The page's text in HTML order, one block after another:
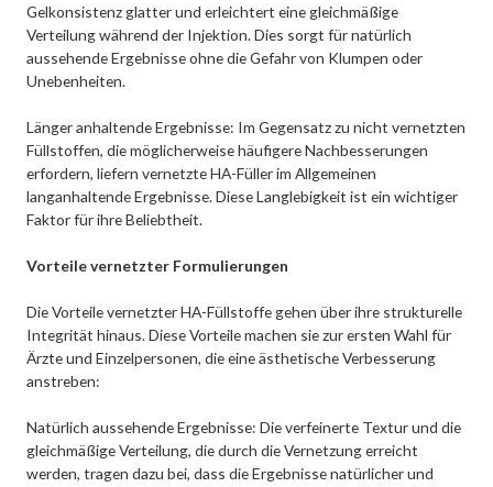
Gelkonsistenz glatter und erleichtert eine gleichmäßige
Verteilung während der Injektion. Dies sorgt für natürlich
aussehende Ergebnisse ohne die Gefahr von Klumpen oder
Unebenheiten.
Länger anhaltende Ergebnisse: Im Gegensatz zu nicht vernetzten
Füllstoffen, die möglicherweise häufigere Nachbesserungen
erfordern, liefern vernetzte HA-Füller im Allgemeinen
langanhaltende Ergebnisse. Diese Langlebigkeit ist ein wichtiger
Faktor für ihre Beliebtheit.
Vorteile vernetzter Formulierungen
Die Vorteile vernetzter HA-Füllstoffe gehen über ihre strukturelle
Integrität hinaus. Diese Vorteile machen sie zur ersten Wahl für
Ärzte und Einzelpersonen, die eine ästhetische Verbesserung
anstreben:
Natürlich aussehende Ergebnisse: Die verfeinerte Textur und die
gleichmäßige Verteilung, die durch die Vernetzung erreicht
werden, tragen dazu bei, dass die Ergebnisse natürlicher und